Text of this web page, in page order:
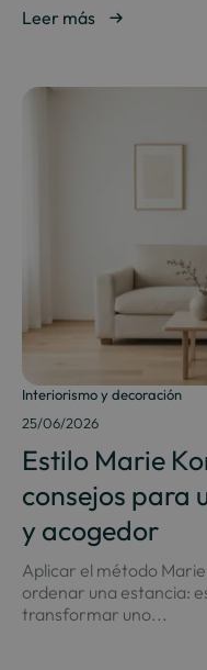
Leer más
Interiorismo y decoración
25/06/2026
Estilo Marie
consejos para
y acogedor
Aplicar el método
ordenar una estancia:
transformar uno...